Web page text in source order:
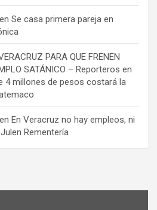
en Se casa primera pareja en
PARA QUE FRENEN
SATÁNICO – Reporteros en
4 millones de pesos costará la
en En Veracruz no hay empleos, ni
Rementería